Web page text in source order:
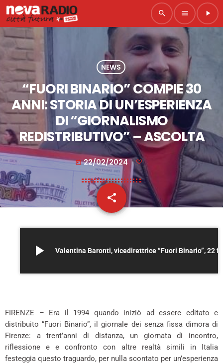
search menu play_arrow
NEWS
“FUORI BINARIO” COMPIE 30
ANNI: STORIA DI UN’ESPERIENZA
DI “GIORNALISMO
REDISTRIBUTIVO” – ASCOLTA
today 22/02/2024
share
email
play_arrow
FIRENZE – Era il 1994 quando iniziò ad essere editato e
distribuito “Fuori Binario”, il giornale dei senza fissa dimora di
Firenze: a trent’anni di distanza, un giornata di incontro,
riflessione e e confronto con altre realtà simili in Italia
festeggia questo traguardo, per nulla scontato per un’esperienza